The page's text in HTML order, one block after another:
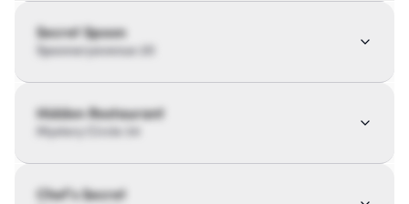
Secret Spoon
Spoonaryavenue 20
Hidden Restaurant
Chef’s Secret